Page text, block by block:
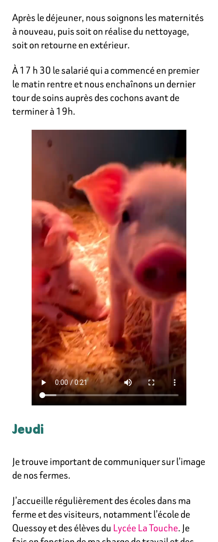
Après le déjeuner, nous soignons les maternités
à nouveau, puis soit on réalise du nettoyage,
soit on retourne en extérieur.
À 17 h 30 le salarié qui a commencé en premier
le matin rentre et nous enchaînons un dernier
tour de soins auprès des cochons avant de
terminer à 19h.
Jeudi
Je trouve important de communiquer sur l’image
de nos fermes.
J’accueille régulièrement des écoles dans ma
ferme et des visiteurs, notamment l’école de
Quessoy et des élèves du Lycée La Touche. Je